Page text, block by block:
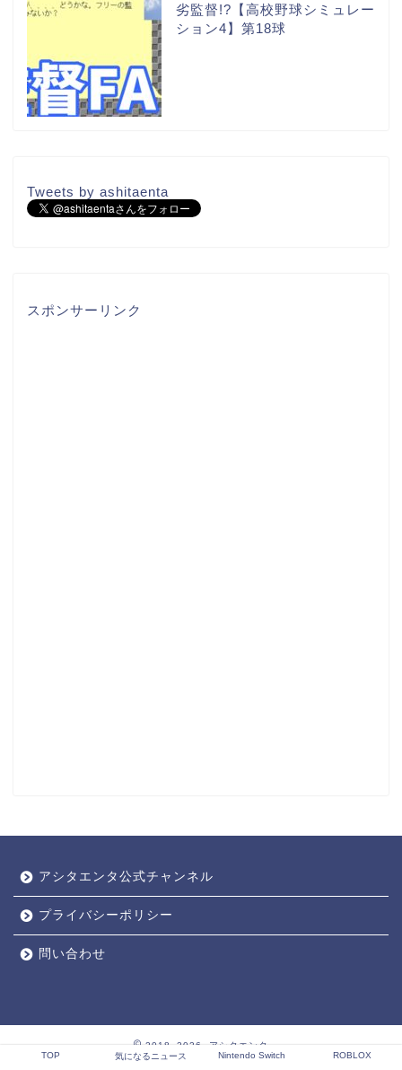
劣監督!?【高校野球シミュレー
ション4】第18球
Tweets by ashitaenta
スポンサーリンク
アシタエンタ公式チャンネル
プライバシーポリシー
問い合わせ
2018–2026 アシタエンタ
TOP
気になるニュース Nintendo Switch ROBLOX